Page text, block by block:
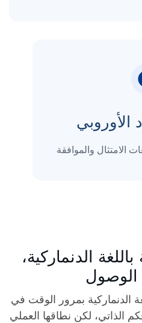
الأوروبي
الامتثال والموافقة
الدنماركية،
الدنماركية بمرور الوقت في
الذاتي، لكن نطاقها العملي